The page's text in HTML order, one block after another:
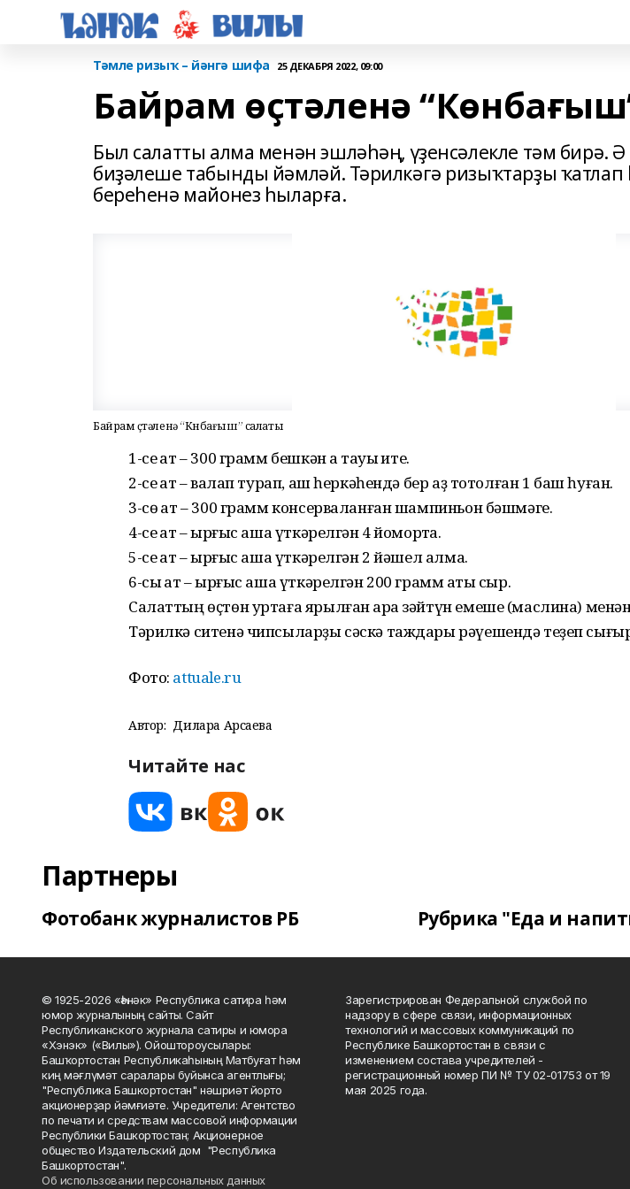
Тәмле ризыҡ – йәнгә шифа 25 ДЕКАБРЯ 2022, 09:00
Байрам өҫтәленә
Был салатты алма менән эшләһәң, үҙенсәлекле тәм бирә.
биҙәлеше табынды йәмләй. Тәрилкәгә ризыҡтарҙы ҡатлап
береһенә майонез һыларға.
Байрам өҫтәленә “Көнбағыш” салаты
1-се ҡат – 300 грамм бешкән аҡ тауыҡ ите.
2-се ҡат – ваҡлап турап, аш һеркәһендә бер аҙ тотолған 1 баш һуған.
3-сө ҡат – 300 грамм консерваланған шампиньон бәшмәге.
4-се ҡат – ҡырғыс аша үткәрелгән 4 йомортҡа.
5-се ҡат – ҡырғыс аша үткәрелгән 2 йәшел алма.
6-сы ҡат – ҡырғыс аша үткәрелгән 200 грамм ҡаты сыр.
Салаттың өҫтөн уртаға ярылған ҡара зәйтүн емеше (маслина) менән
Тәрилкә ситенә чипсыларҙы сәскә таждары рәүешендә теҙеп
Фото: attuale.ru
Автор: Дилара Арсаева
Читайте нас
Партнеры
Фотобанк журналистов РБ Рубрика "Еда и
© 1925-2026 «Һәнәк» Республика сатира һәм
юмор журналының сайты. Сайт
Республиканского журнала сатиры и юмора
«Хэнэк» («Вилы»). Ойоштороусылары:
Башҡортостан Республикаһының Матбуғат һәм
киң мәғлүмәт саралары буйынса агентлығы;
"Республика Башкортостан" нәшриәт йорто
акционерҙар йәмғиәте. Учредители: Агентство
по печати и средствам массовой информации
Республики Башкортостан; Акционерное
общество Издательский дом "Республика
Башкортостан".
Об использовании персональных данных
Зарегистрирован Федеральной службой по
надзору в сфере связи, информационных
технологий и массовых коммуникаций по
Республике Башкортостан в связи с
изменением состава учредителей -
регистрационный номер ПИ № ТУ 02-01753 от 19
мая 2025 года.